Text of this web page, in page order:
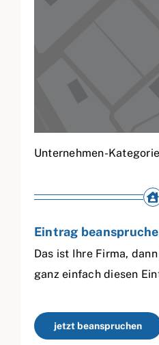
Unternehmen-
Eintrag
Das ist Ihre Firma,
ganz einfach diesen
jetzt beanspruchen